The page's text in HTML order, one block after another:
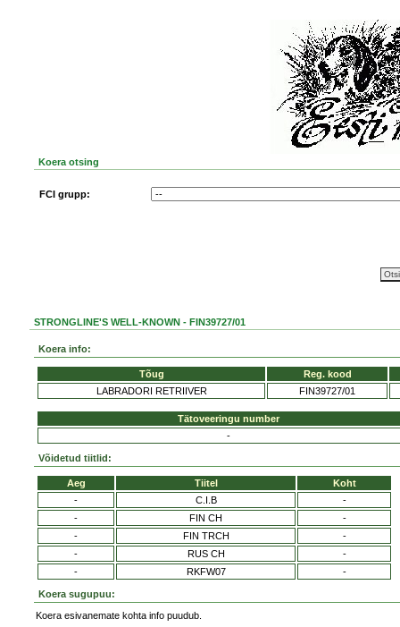
Koera otsing
FCI grupp:
STRONGLINE'S WELL-KNOWN - FIN39727/01
Koera info:
Tõug
Reg. kood
LABRADORI RETRIIVER
FIN39727/01
Tätoveeringu number
-
Võidetud tiitlid:
Aeg Tiitel
Koht
-
C.I.B
-
-
FIN CH
-
-
FIN TRCH
-
-
RUS CH
-
-
RKFW07 -
Koera sugupuu:
Koera esivanemate kohta info puudub.